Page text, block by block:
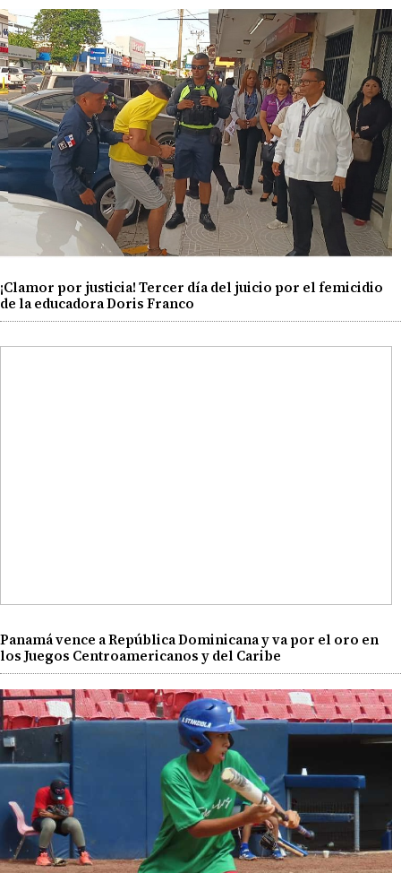
¡Clamor por justicia! Tercer día del juicio por el femicidio
de la educadora Doris Franco
Panamá vence a República Dominicana y va por el oro en
los Juegos Centroamericanos y del Caribe